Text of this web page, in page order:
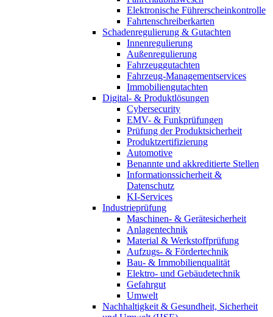
Elektronische Führerscheinkontrolle
Fahrtenschreiberkarten
Schadenregulierung & Gutachten
Innenregulierung
Außenregulierung
Fahrzeuggutachten
Fahrzeug-Managementservices
Immobiliengutachten
Digital- & Produktlösungen
Cybersecurity
EMV- & Funkprüfungen
Prüfung der Produktsicherheit
Produktzertifizierung
Automotive
Benannte und akkreditierte Stellen
Informationssicherheit &
Datenschutz
KI-Services
Industrieprüfung
Maschinen- & Gerätesicherheit
Anlagentechnik
Material & Werkstoffprüfung
Aufzugs- & Fördertechnik
Bau- & Immobilienqualität
Elektro- und Gebäudetechnik
Gefahrgut
Umwelt
Nachhaltigkeit & Gesundheit, Sicherheit